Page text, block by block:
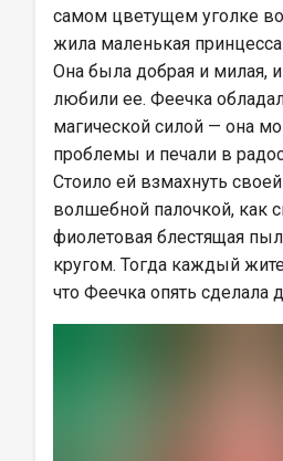
самом цветущем уголке
жила маленькая
Она была добрая и милая,
любили ее. Феечка
магической силой — она
проблемы и печали в
Стоило ей взмахнуть
волшебной палочкой, как
фиолетовая блестящая
кругом. Тогда каждый
что Феечка опять сделала